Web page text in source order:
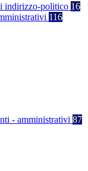
indirizzo-politico 16
116
- amministrativi 87